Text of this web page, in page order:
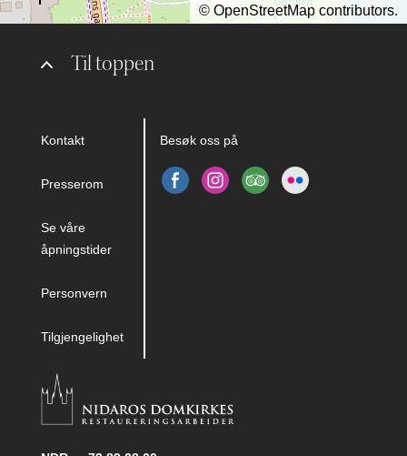
Til toppen
Kontakt
Presserom
Se våre
åpningstider
Personvern
Tilgjengelighet
Besøk oss på
© OpenStreetMap contributors.